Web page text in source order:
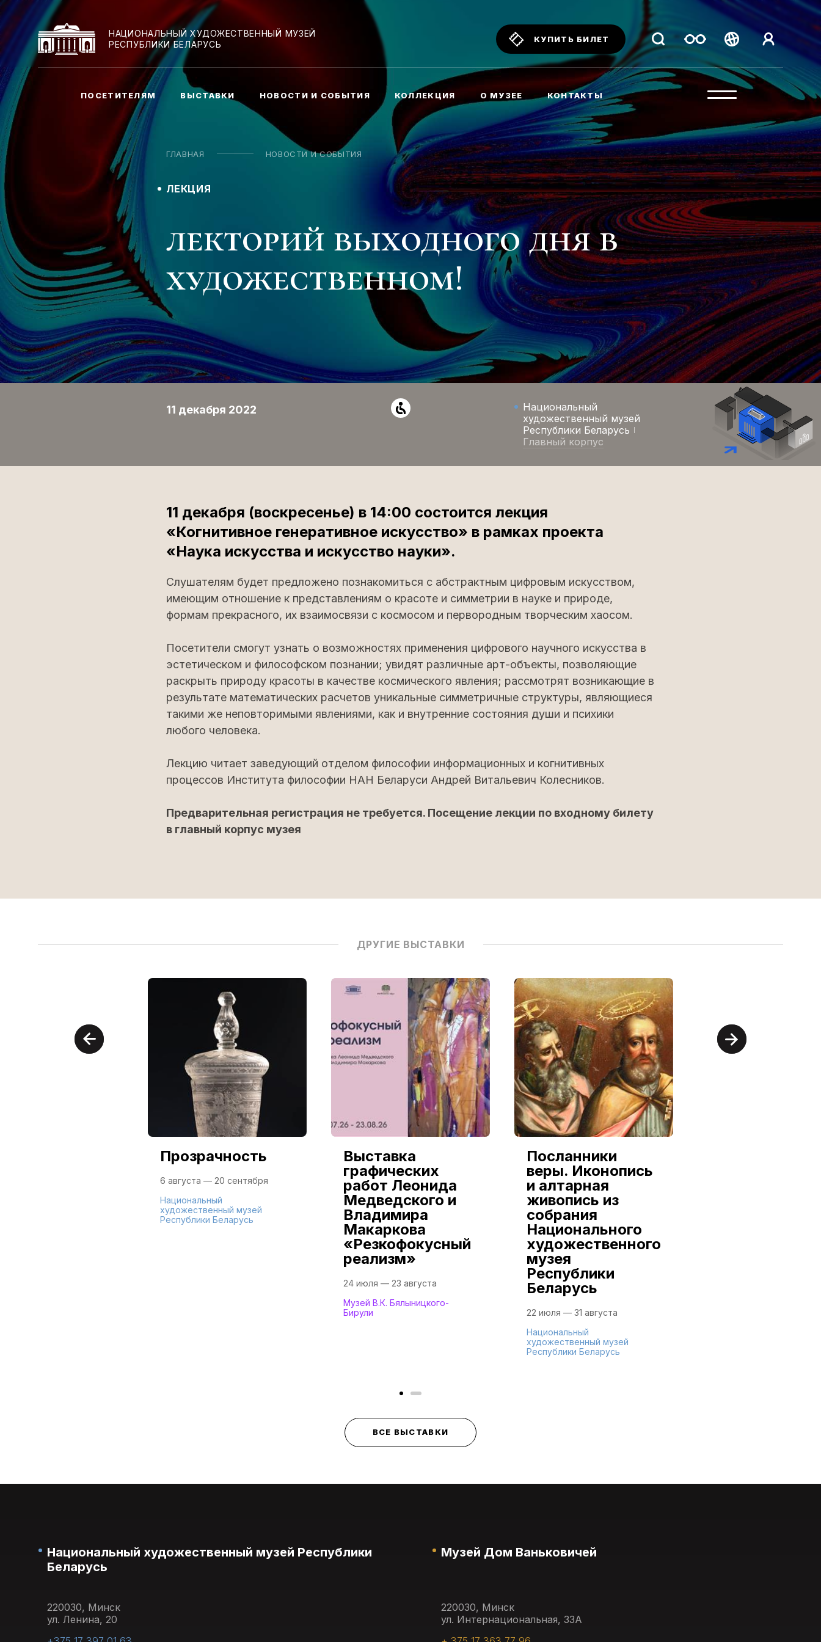
НАЦИОНАЛЬНЫЙ ХУДОЖЕСТВЕННЫЙ МУЗЕЙ
РЕСПУБЛИКИ БЕЛАРУСЬ
КУПИТЬ БИЛЕТ
Беларуская
Русский
ПОСЕТИТЕЛЯМ ВЫСТАВКИ НОВОСТИ И СОБЫТИЯ КОЛЛЕКЦИЯ О МУЗЕЕ КОНТАКТЫ
ГЛАВНАЯ НОВОСТИ И СОБЫТИЯ
ЛЕКЦИЯ
лекторий выходного дня в
художественном!
11 декабря 2022
Национальный
художественный музей
Республики Беларусь
Главный корпус
11 декабря (воскресенье) в 14:00 состоится лекция
«Когнитивное генеративное искусство» в рамках проекта
«Наука искусства и искусство науки».
Слушателям будет предложено познакомиться с абстрактным цифровым искусством,
имеющим отношение к представлениям о красоте и симметрии в науке и природе,
формам прекрасного, их взаимосвязи с космосом и первородным творческим хаосом.
Посетители смогут узнать о возможностях применения цифрового научного искусства в
эстетическом и философском познании; увидят различные арт-объекты, позволяющие
раскрыть природу красоты в качестве космического явления; рассмотрят возникающие в
результате математических расчетов уникальные симметричные структуры, являющиеся
такими же неповторимыми явлениями, как и внутренние состояния души и психики
любого человека.
Лекцию читает заведующий отделом философии информационных и когнитивных
процессов Института философии НАН Беларуси Андрей Витальевич Колесников.
Предварительная регистрация не требуется. Посещение лекции по входному билету
в главный корпус музея
ДРУГИЕ ВЫСТАВКИ
Прозрачность
6 августа — 20 сентября
Национальный
художественный музей
Республики Беларусь
Выставка
графических
работ Леонида
Медведского и
Владимира
Макаркова
«Резкофокусный
реализм»
24 июля — 23 августа
Музей В.К. Бялыницкого-
Бирули
Посланники
веры. Иконопись
и алтарная
живопись из
собрания
Национального
художественного
музея
Республики
Беларусь
22 июля — 31 августа
Национальный
художественный музей
Республики Беларусь
ВСЕ ВЫСТАВКИ
Национальный художественный музей Республики
Беларусь
220030, Минск
ул. Ленина, 20
Музей Дом Ваньковичей
220030, Минск
ул. Интернациональная, 33А